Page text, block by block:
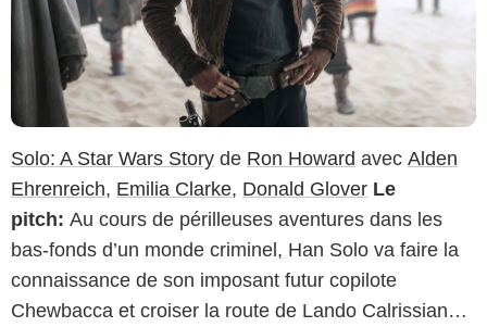
Solo: A Star Wars Story de Ron Howard avec Alden
Ehrenreich, Emilia Clarke, Donald Glover Le
pitch: Au cours de périlleuses aventures dans les
bas-fonds d’un monde criminel, Han Solo va faire la
connaissance de son imposant futur copilote
Chewbacca et croiser la route de Lando Calrissian…